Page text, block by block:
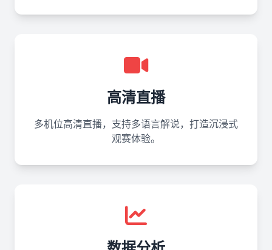
高清直播
多机位高清直播，支持多语言解说，打造沉浸式
观赛体验。